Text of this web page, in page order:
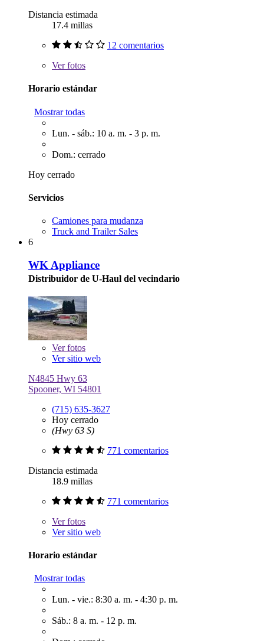
Distancia estimada
17.4 millas
12 comentarios
Verfotos
Horario estándar
Mostrar todas
Lun. - sáb.: 10 a. m. - 3 p. m.
Dom.: cerrado
Hoy cerrado
Servicios
Camiones para mudanza
Truck and Trailer Sales
6
WK Appliance
Distribuidor de U-Haul del vecindario
Verfotos
Ver sitio web
N4845 Hwy 63
Spooner, WI 54801
(715) 635-3627
Hoy cerrado
(Hwy 63 S)
771 comentarios
Distancia estimada
18.9 millas
771 comentarios
Verfotos
Ver sitio web
Horario estándar
Mostrar todas
Lun. - vie.: 8:30 a. m. - 4:30 p. m.
Sáb.: 8 a. m. - 12 p. m.